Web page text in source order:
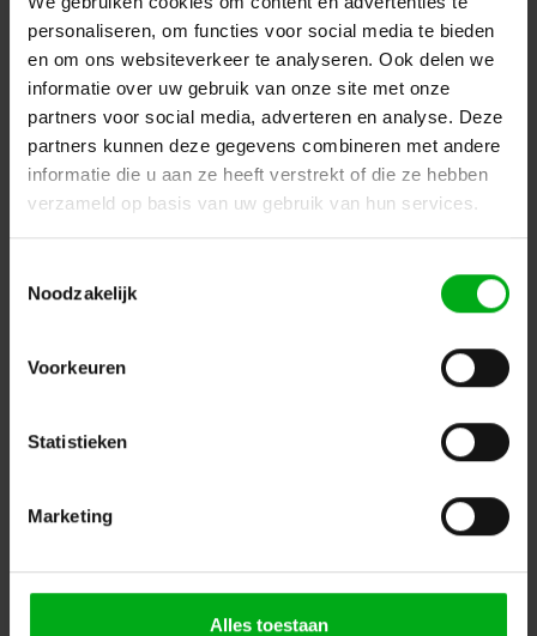
personaliseren, om functies voor social media te bieden
en om ons websiteverkeer te analyseren. Ook delen we
informatie over uw gebruik van onze site met onze
partners voor social media, adverteren en analyse. Deze
partners kunnen deze gegevens combineren met andere
informatie die u aan ze heeft verstrekt of die ze hebben
verzameld op basis van uw gebruik van hun services.
Noodzakelijk
Voorkeuren
Statistieken
Marketing
Alles toestaan
Voice-Acoustic | VADAS-12K4D | Versterker | 4-kanaals |
4x3000W | DSP | Dante
3095012403
Volg ons op Facebook
Volg ons op Twitter
Stuur ons een bericht
Binnen 24 uur persoonlijk contact!